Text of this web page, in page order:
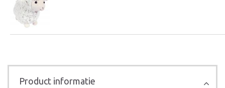
Product informatie